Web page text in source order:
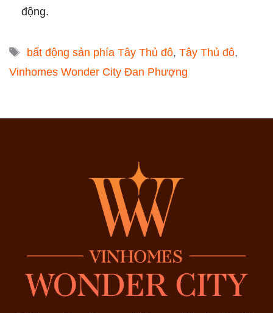
động.
Tags
bất động sản phía Tây Thủ đô, Tây Thủ đô,
Vinhomes Wonder City Đan Phượng